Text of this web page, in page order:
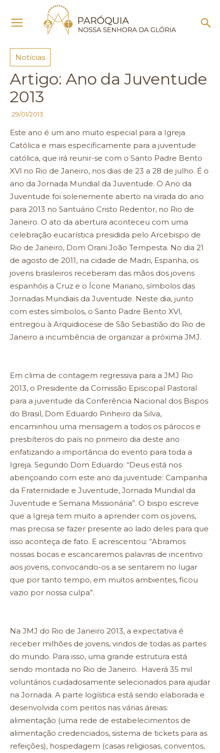
Notícias
Notícias
Artigo: Ano da Juventude
2013
29/01/2013
Este ano é um ano muito especial para a Igreja
Católica e mais especificamente para a juventude
católica, que irá reunir-se com o Santo Padre Bento
XVl no Rio de Janeiro, nos dias de 23 a 28 de julho. É o
ano da Jornada Mundial da Juventude. O Ano da
Juventude foi solenemente aberto na virada do ano
para 2013 no Santuário Cristo Redentor, no Rio de
Janeiro. O ato da abertura aconteceu com uma
celebração eucarística presidida pelo Arcebispo de
Rio de Janeiro, Dom Orani João Tempesta. No dia 21
de agosto de 2011, na cidade de Madri, Espanha, os
jovens brasileiros receberam das mãos dos jovens
espanhóis a Cruz e o Ícone Mariano, símbolos das
Jornadas Mundiais da Juventude. Neste dia, junto
com estes símbolos, o Santo Padre Bento XVl,
entregou à Arquidiocese de São Sebastião do Rio de
Janeiro a incumbência de organizar a próxima JMJ.
Em clima de contagem regressiva para a JMJ Rio
2013, o Presidente da Comissão Episcopal Pastoral
para a juventude da Conferência Nacional dos Bispos
do Brasil, Dom Eduardo Pinheiro da Silva,
encaminhou uma mensagem a todos os párocos e
presbíteros do país no primeiro dia deste ano
enfatizando a importância do evento para toda a
Igreja. Segundo Dom Eduardo: “Deus está nos
abençoando com este ano da juventude: Campanha
da Fraternidade e Juventude, Jornada Mundial da
Juventude e Semana Missionária”. O bispo escreve
que a Igreja tem muito a aprender com os jovens,
mas precisa se fazer presente ao lado deles para que
isso aconteça de fato. E acrescentou: “Abramos
nossas bocas e escancaremos palavras de incentivo
aos jovens, convocando-os a se sentarem no lugar
que por tanto tempo, em muitos ambientes, ficou
vazio por nossa culpa”.
Na JMJ do Rio de Janeiro 2013, a expectativa é
receber milhões de jovens, vindos de todas as partes
do mundo. Para isso, uma grande estrutura está
sendo montada no Rio de Janeiro. Haverá 35 mil
voluntários cuidadosamente selecionados para ajudar
na Jornada. A parte logística está sendo elaborada e
desenvolvida com peritos nas várias áreias:
alimentação (uma rede de estabelecimentos de
alimentação credenciados, sistema de tickets para as
refeições), hospedagem (casas religiosas, conventos,